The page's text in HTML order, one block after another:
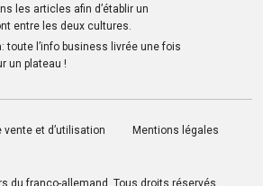
les articles afin d’établir un
entre les deux cultures.
toute l’info business livrée une fois
un plateau !
et d’utilisation
Mentions légales